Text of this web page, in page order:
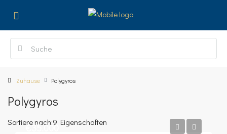
Zuhause Polygyros
Polygyros
9 Eigenschaften
Sortiere nach:
€35.000